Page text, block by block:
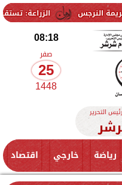
الزراعة: تستقبل وفدا دوليا
08:18
صفر
25
1448
التحرير
رياضة خارجي اقتصاد